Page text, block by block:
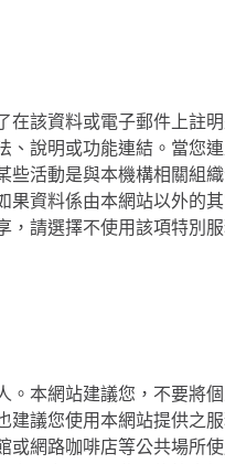
在該資料或電子郵件上註
說明或功能連結。當您
些活動是與本機構相關組
果資料係由本網站以外的
，請選擇不使用該項特別
本網站建議您，不要將
建議您使用本網站提供之
網路咖啡店等公共場所